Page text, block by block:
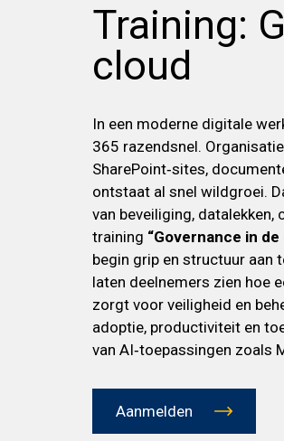
Training:
cloud
In een moderne digitale
365 razendsnel.
SharePoint‑sites,
ontstaat al snel wildgroei.
van beveiliging,
training “Governance in de
begin grip en structuur aan
laten deelnemers zien hoe
zorgt voor veiligheid en
adoptie, productiviteit en
van AI‑toepassingen zoals
Aanmelden